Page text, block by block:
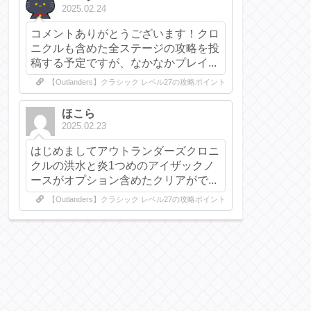
2025.02.24
コメントありがとうございます！クロ
ニクルも含めた全ステージの攻略を投
稿する予定ですが、なかなかプレイ...
【Outlanders】クラシック レベル27の攻略ポイント
ほこら
2025.02.23
はじめましてアウトランダーズクロニ
クルの洪水と炎1つめのアイザックノ
ースがオプション含めたクリアがで...
【Outlanders】クラシック レベル27の攻略ポイント